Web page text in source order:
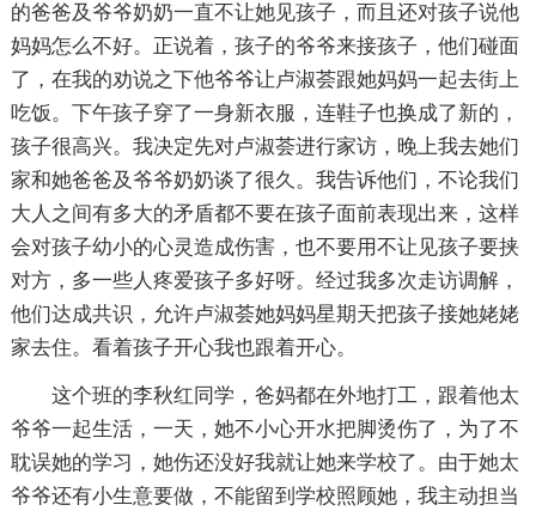
的爸爸及爷爷奶奶一直不让她见孩子，而且还对孩子说他
妈妈怎么不好。正说着，孩子的爷爷来接孩子，他们碰面
了，在我的劝说之下他爷爷让卢淑荟跟她妈妈一起去街上
吃饭。下午孩子穿了一身新衣服，连鞋子也换成了新的，
孩子很高兴。我决定先对卢淑荟进行家访，晚上我去她们
家和她爸爸及爷爷奶奶谈了很久。我告诉他们，不论我们
大人之间有多大的矛盾都不要在孩子面前表现出来，这样
会对孩子幼小的心灵造成伤害，也不要用不让见孩子要挟
对方，多一些人疼爱孩子多好呀。经过我多次走访调解，
他们达成共识，允许卢淑荟她妈妈星期天把孩子接她姥姥
家去住。看着孩子开心我也跟着开心。
这个班的李秋红同学，爸妈都在外地打工，跟着他太
爷爷一起生活，一天，她不小心开水把脚烫伤了，为了不
耽误她的学习，她伤还没好我就让她来学校了。由于她太
爷爷还有小生意要做，不能留到学校照顾她，我主动担当